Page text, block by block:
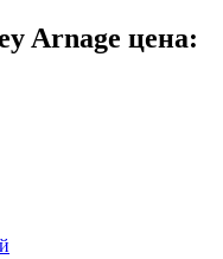
Arnage цена: